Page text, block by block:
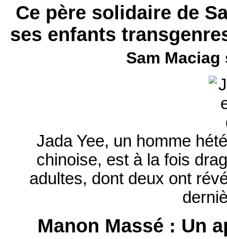
Ce père solidaire de
ses enfants
Sam Maciag
Jada Yee, un homme
chinoise, est à la fois
adultes, dont deux ont
Manon Massé : Un